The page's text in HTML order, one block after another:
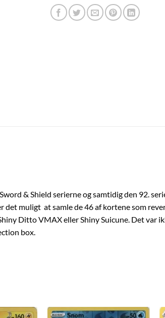
& Shield serierne og samtidig den 92.
det muligt at samle de 46 af kortene som
Ditto VMAX eller Shiny Suicune. Det var
box.